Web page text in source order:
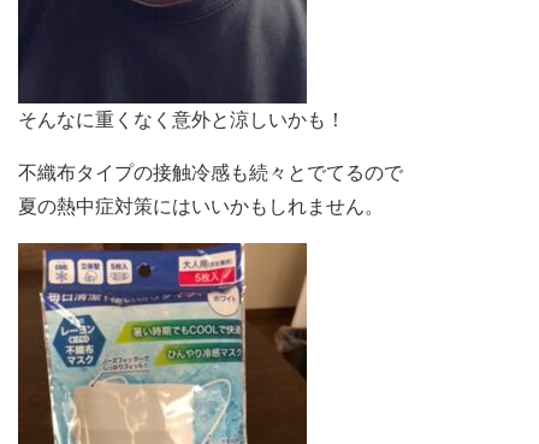
そんなに重くなく意外と涼しいかも！
不織布タイプの接触冷感も続々とでてるので
夏の熱中症対策にはいいかもしれません。